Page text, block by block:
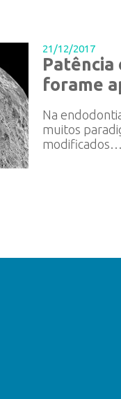
21/12/2017
Patência
forame
Na
muitos
modificados…